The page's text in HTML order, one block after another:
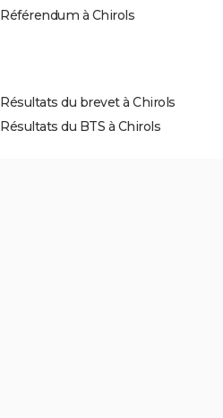
Référendum à Chirols
Résultats du brevet à Chirols
Résultats du BTS à Chirols